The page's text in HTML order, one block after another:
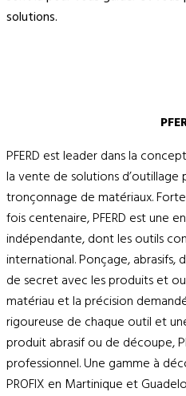
solutions.
PFERD est leader dans la
la vente de solutions d’outillage
tronçonnage de matériaux.
fois centenaire, PFERD est une
indépendante, dont les outils
international. Ponçage,
de secret avec les produits et
matériau et la précision
rigoureuse de chaque outil et
produit abrasif ou de découpe,
professionnel. Une gamme à
PROFIX en Martinique et